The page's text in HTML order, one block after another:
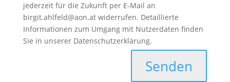
jederzeit für die Zukunft per E-Mail an
birgit.ahlfeld@aon.at widerrufen. Detaillierte
Informationen zum Umgang mit Nutzerdaten finden
Sie in unserer Datenschutzerklärung.
Senden